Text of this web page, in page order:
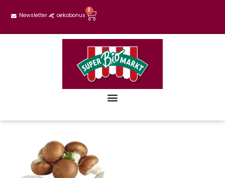
Newsletter oekobonus
0